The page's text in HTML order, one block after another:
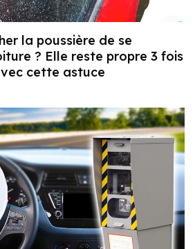
la poussière de se
? Elle reste propre 3 fois
cette astuce